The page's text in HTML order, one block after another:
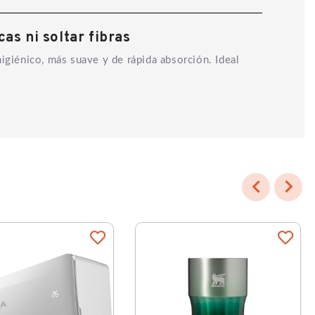
ni soltar fibras
más suave y de rápida absorción. Ideal
 